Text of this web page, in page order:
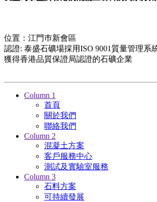
位置：江門巿新會區
認證: 泰盛石礦場採用ISO 9001質量管理系
獲得香港品質保證局認證的石礦企業
Column 1
首頁
關於我們
聯絡我們
Column 2
混凝土方案
客戶服務中心
測試及實驗室服務
Column 3
石料方案
可持續發展